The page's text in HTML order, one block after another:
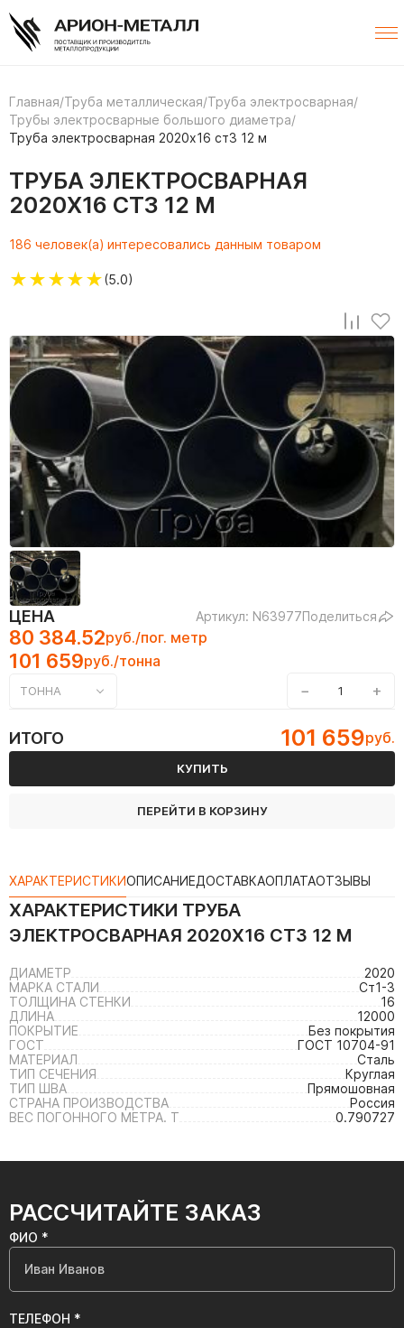
Главная/Труба металлическая/Труба электросварная/
Трубы электросварные большого диаметра/
Труба электросварная 2020х16 ст3 12 м
ТРУБА ЭЛЕКТРОСВАРНАЯ
2020Х16 СТ3 12 М
186 человек(а) интересовались данным товаром
★★★★★(5.0)
ЦЕНА Артикул: N63977Поделиться
80 384.52руб./пог. метр
101 659руб./тонна
ТОННА − +
ИТОГО 101 659руб.
КУПИТЬ
ПЕРЕЙТИ В КОРЗИНУ
ХАРАКТЕРИСТИКИОПИСАНИЕДОСТАВКАОПЛАТАОТЗЫВЫ
ХАРАКТЕРИСТИКИ ТРУБА
ЭЛЕКТРОСВАРНАЯ 2020Х16 СТ3 12 М
ДИАМЕТР
2020
МАРКА СТАЛИ
Ст1-3
ТОЛЩИНА СТЕНКИ
16
ДЛИНА
12000
ПОКРЫТИЕ
Без покрытия
ГОСТ
ГОСТ 10704-91
МАТЕРИАЛ
Сталь
ТИП СЕЧЕНИЯ
Круглая
ТИП ШВА
Прямошовная
СТРАНА ПРОИЗВОДСТВА
Россия
ВЕС ПОГОННОГО МЕТРА. Т
0.790727
РАССЧИТАЙТЕ ЗАКАЗ
ФИО *
ТЕЛЕФОН *